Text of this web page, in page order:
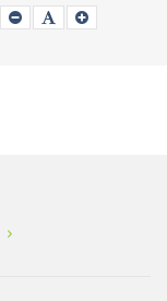
SET
SMALLER
SET
DEFAULT
SET
LARGER